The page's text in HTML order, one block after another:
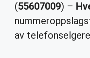
(55607009) –
av